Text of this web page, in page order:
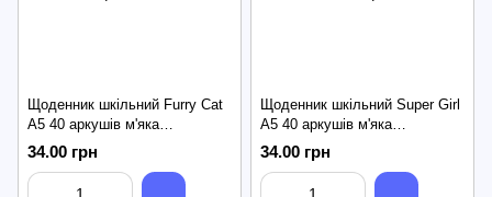
Щоденник шкільний Furry Cat
A5 40 аркушів м'яка
обкладинка SMART Line
34.00 грн
Щоденник шкільний Super Girl
A5 40 аркушів м'яка
обкладинка SMART Line
34.00 грн